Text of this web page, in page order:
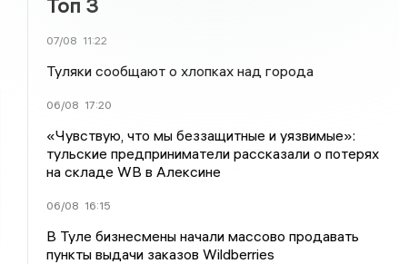
Топ 3
07/08 11:22
Туляки сообщают о хлопках над города
06/08 17:20
«Чувствую, что мы беззащитные и уязвимые»:
тульские предприниматели рассказали о потерях
на складе WB в Алексине
06/08 16:15
В Туле бизнесмены начали массово продавать
пункты выдачи заказов Wildberries